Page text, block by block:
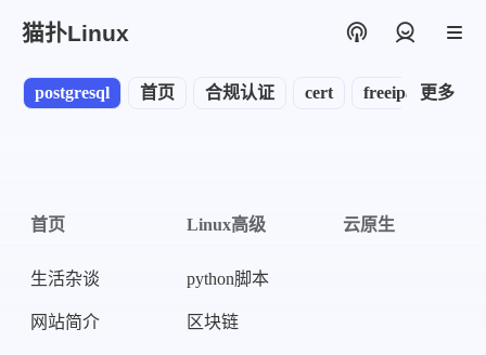
猫扑Linux
首页 合规认证 cert freeipa node
postgresql 更多
首页
生活杂谈
网站简介
Linux高级
python脚本
区块链
云原生